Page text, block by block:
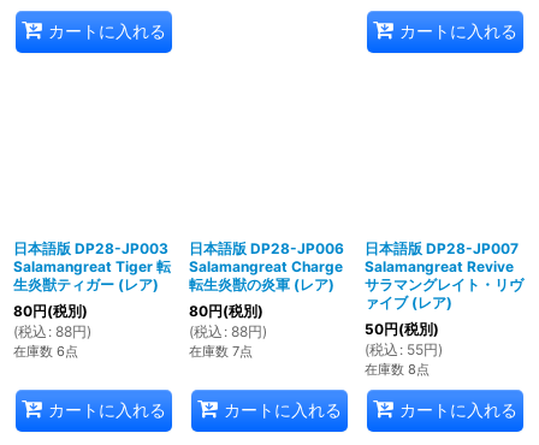
カートに入れる カートに入れる
日本語版 DP28-JP003
Salamangreat Tiger 転
生炎獣ティガー (レア)
80円(税別)
(税込 : 88円)
在庫数 6点
カートに入れる
日本語版 DP28-JP006
Salamangreat Charge
転生炎獣の炎軍 (レア)
80円(税別)
(税込 : 88円)
在庫数 7点
カートに入れる
日本語版 DP28-JP007
Salamangreat Revive
サラマングレイト・リヴ
ァイブ (レア)
50円(税別)
(税込 : 55円)
在庫数 8点
カートに入れる